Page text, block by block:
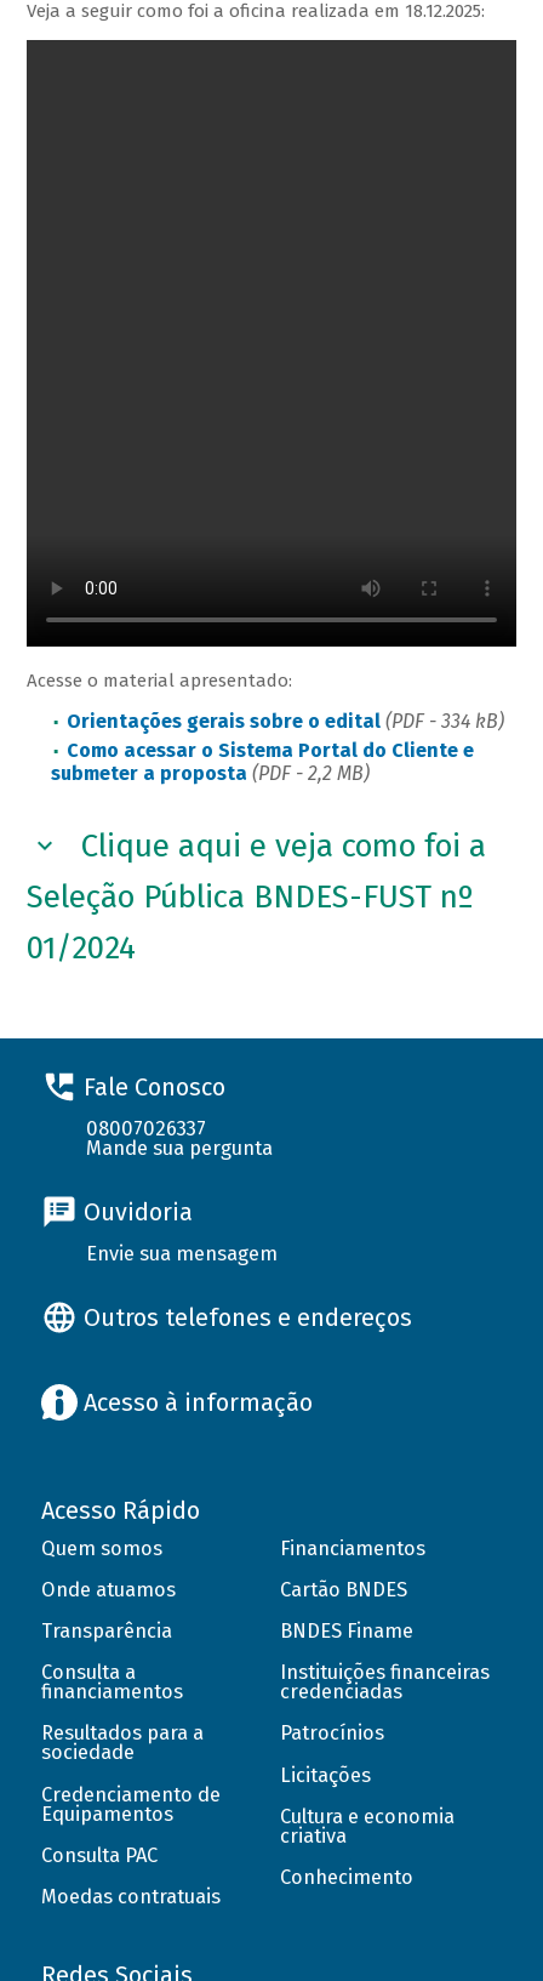
Veja a seguir como foi a oficina realizada em 18.12.2025:
Acesse o material apresentado:
Orientações gerais sobre o edital (PDF - 334 kB)
Como acessar o Sistema Portal do Cliente e
submeter a proposta (PDF - 2,2 MB)
Clique aqui e veja como foi a
Seleção Pública BNDES-FUST nº
01/2024
Fale Conosco
08007026337
Mande sua pergunta
Ouvidoria
Envie sua mensagem
Outros telefones e endereços
Acesso à informação
Acesso Rápido
Quem somos
Onde atuamos
Transparência
Consulta a
financiamentos
Resultados para a
sociedade
Credenciamento de
Equipamentos
Consulta PAC
Moedas contratuais
Financiamentos
Cartão BNDES
BNDES Finame
Instituições financeiras
credenciadas
Patrocínios
Licitações
Cultura e economia
criativa
Conhecimento